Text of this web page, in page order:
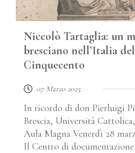
Niccolò Tartaglia: un
bresciano nell’Italia del
Cinquecento
07 Marzo 2025
In ricordo di don Pierluigi
Brescia, Università
Aula Magna Venerdì 28
Il Centro di